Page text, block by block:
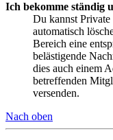
Ich bekomme ständig
Du kannst
automatisch
Bereich eine
belästigende
dies auch einem
betreffenden
versenden.
Nach oben